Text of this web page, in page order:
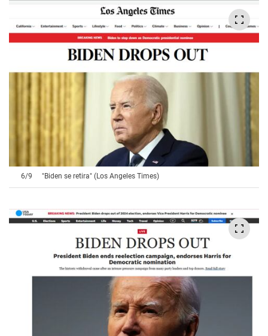
6/9 "Biden se retira" (Los Angeles Times)